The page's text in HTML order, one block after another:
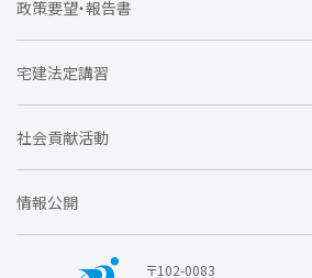
会
全住協ビジネスショップ
企業会員
賛助会員
政策要望・報告書
住宅・土地税制改正要望
優良事業表彰
宅建法定講習
社会貢献活動
情報公開
〒102-0083